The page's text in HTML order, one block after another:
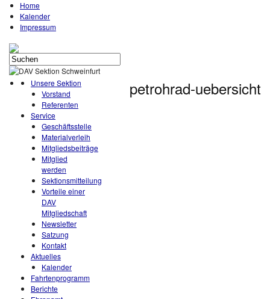
Home
Kalender
Impressum
Unsere Sektion
Vorstand
Referenten
Service
Geschäftsstelle
Materialverleih
Mitgliedsbeiträge
Mitglied
werden
Sektionsmitteilung
Vorteile einer
DAV
Mitgliedschaft
Newsletter
Satzung
Kontakt
Aktuelles
Kalender
Fahrtenprogramm
Berichte
petrohrad-uebersicht